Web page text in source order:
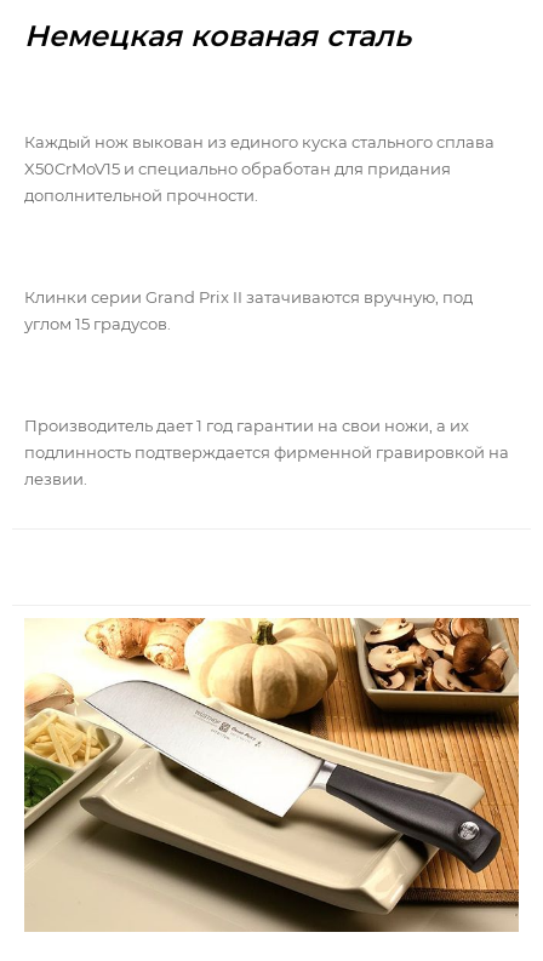
Немецкая кованая сталь
Каждый нож выкован из единого куска стального сплава
X50CrMoV15 и специально обработан для придания
дополнительной прочности.
Клинки серии Grand Prix II затачиваются вручную, под
углом 15 градусов.
Производитель дает 1 год гарантии на свои ножи, а их
подлинность подтверждается фирменной гравировкой на
лезвии.